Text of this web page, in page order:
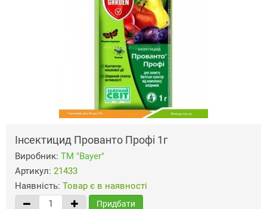
Інсектицид Прованто Профі 1г
Виробник: ТМ "Bayer"
Артикул: 21433
Наявність: Товар є в наявності
Придбати